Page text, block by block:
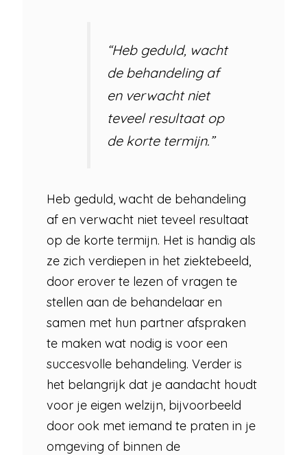
“Heb geduld, wacht
de behandeling af
en verwacht niet
teveel resultaat op
de korte termijn.”
Heb geduld, wacht de behandeling
af en verwacht niet teveel resultaat
op de korte termijn. Het is handig als
ze zich verdiepen in het ziektebeeld,
door erover te lezen of vragen te
stellen aan de behandelaar en
samen met hun partner afspraken
te maken wat nodig is voor een
succesvolle behandeling. Verder is
het belangrijk dat je aandacht houdt
voor je eigen welzijn, bijvoorbeeld
door ook met iemand te praten in je
omgeving of binnen de